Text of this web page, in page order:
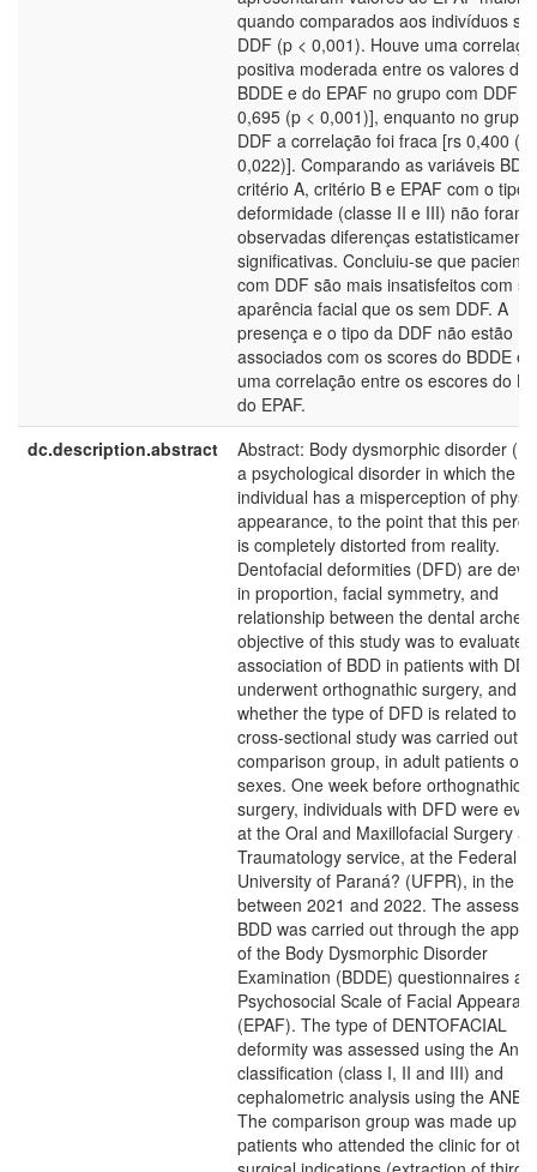
quando comparados aos indivíduos
DDF (p < 0,001). Houve uma
positiva moderada entre os valores do
BDDE e do EPAF no grupo com DDF
0,695 (p < 0,001)], enquanto no grupo
DDF a correlação foi fraca [rs 0,400 (p
0,022)]. Comparando as variáveis
critério A, critério B e EPAF com o tipo
deformidade (classe II e III) não foram
observadas diferenças estatisticamente
significativas. Concluiu-se que
com DDF são mais insatisfeitos com
aparência facial que os sem DDF. A
presença e o tipo da DDF não estão
associados com os scores do BDDE e
uma correlação entre os escores do
do EPAF.
dc.description.abstract
Abstract: Body dysmorphic disorder
a psychological disorder in which the
individual has a misperception of
appearance, to the point that this
is completely distorted from reality.
Dentofacial deformities (DFD) are
in proportion, facial symmetry, and
relationship between the dental
objective of this study was to evaluate
association of BDD in patients with
underwent orthognathic surgery, and
whether the type of DFD is related to
cross-sectional study was carried out
comparison group, in adult patients of
sexes. One week before orthognathic
surgery, individuals with DFD were
at the Oral and Maxillofacial Surgery
Traumatology service, at the Federal
University of Paraná? (UFPR), in the
between 2021 and 2022. The
BDD was carried out through the
of the Body Dysmorphic Disorder
Examination (BDDE) questionnaires
Psychosocial Scale of Facial
(EPAF). The type of DENTOFACIAL
deformity was assessed using the
classification (class I, II and III) and
cephalometric analysis using the ANB
The comparison group was made up of
patients who attended the clinic for